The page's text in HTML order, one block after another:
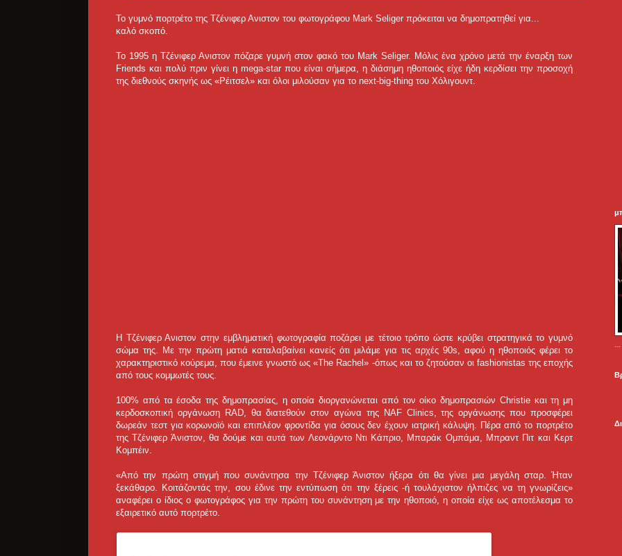
Το γυμνό πορτρέτο της Τζένιφερ Ανιστον του φωτογράφου Mark Seliger πρόκειται να δημοπρατηθεί για...
καλό σκοπό.
Το 1995 η Τζένιφερ Ανιστον πόζαρε γυμνή στον φακό του Mark Seliger. Μόλις ένα χρόνο μετά την έναρξη των
Friends και πολύ πριν γίνει η mega-star που είναι σήμερα, η διάσημη ηθοποιός είχε ήδη κερδίσει την προσοχή
της διεθνούς σκηνής ως «Ρέιτσελ» και όλοι μιλούσαν για το next-big-thing του Χόλιγουντ.
Η Τζένιφερ Ανιστον στην εμβληματική φωτογραφία ποζάρει με τέτοιο τρόπο ώστε κρύβει στρατηγικά το γυμνό
σώμα της. Με την πρώτη ματιά καταλαβαίνει κανείς ότι μιλάμε για τις αρχές 90s, αφού η ηθοποιός φέρει το
χαρακτηριστικό κούρεμα, που έμεινε γνωστό ως «The Rachel» -όπως και το ζητούσαν οι fashionistas της εποχής
από τους κομμωτές τους.
100% από τα έσοδα της δημοπρασίας, η οποία διοργανώνεται από τον οίκο δημοπρασιών Christie και τη μη
κερδοσκοπική οργάνωση RAD, θα διατεθούν στον αγώνα της NAF Clinics, της οργάνωσης που προσφέρει
δωρεάν τεστ για κορωνοϊό και επιπλέον φροντίδα για όσους δεν έχουν ιατρική κάλυψη. Πέρα από το πορτρέτο
της Τζένιφερ Άνιστον, θα δούμε και αυτά των Λεονάρντο Ντι Κάπριο, Μπαράκ Ομπάμα, Μπραντ Πιτ και Κερτ
Κομπέιν.
«Από την πρώτη στιγμή που συνάντησα την Τζένιφερ Άνιστον ήξερα ότι θα γίνει μια μεγάλη σταρ. Ήταν
ξεκάθαρο. Κοιτάζοντάς την, σου έδινε την εντύπωση ότι την ξέρεις -ή τουλάχιστον ήλπιζες να τη γνωρίζεις»
αναφέρει ο ίδιος ο φωτογράφος για την πρώτη του συνάντηση με την ηθοποιό, η οποία είχε ως αποτέλεσμα το
εξαιρετικό αυτό πορτρέτο.